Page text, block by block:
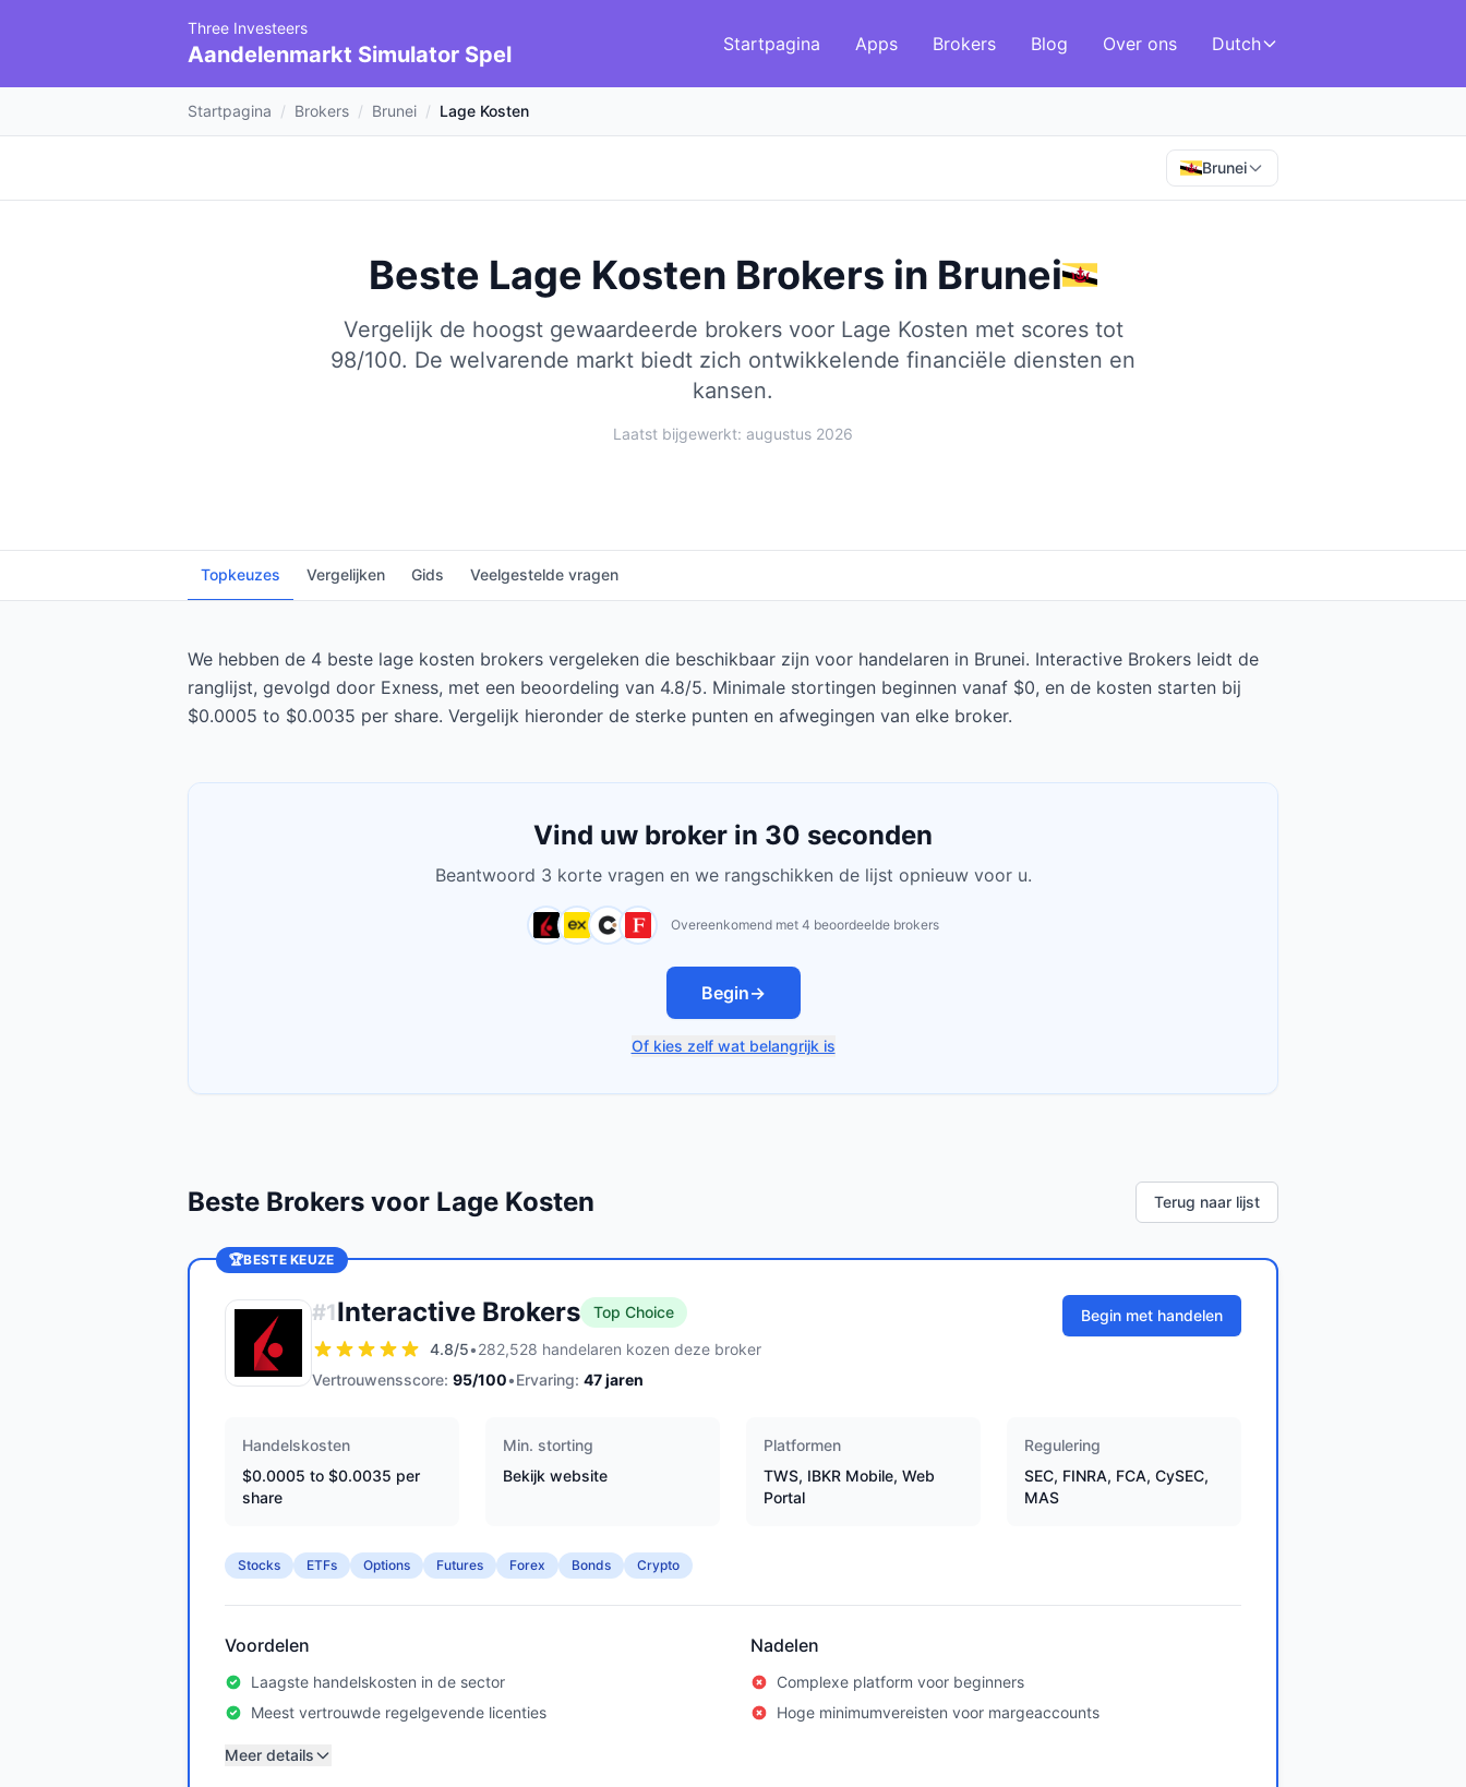
Three Investeers
Aandelenmarkt Simulator Spel Startpagina Apps Brokers Blog Over ons Dutch
Startpagina / Brokers / Brunei / Lage Kosten
Brunei
Beste Lage Kosten Brokers in Brunei
Vergelijk de hoogst gewaardeerde brokers voor Lage Kosten met scores tot
98/100. De welvarende markt biedt zich ontwikkelende financiële diensten en
kansen.
Laatst bijgewerkt: augustus 2026
Topkeuzes Vergelijken Gids Veelgestelde vragen
We hebben de 4 beste lage kosten brokers vergeleken die beschikbaar zijn voor handelaren in Brunei. Interactive Brokers leidt de
ranglijst, gevolgd door Exness, met een beoordeling van 4.8/5. Minimale stortingen beginnen vanaf $0, en de kosten starten bij
$0.0005 to $0.0035 per share. Vergelijk hieronder de sterke punten en afwegingen van elke broker.
Vind uw broker in 30 seconden
Beantwoord 3 korte vragen en we rangschikken de lijst opnieuw voor u.
Overeenkomend met 4 beoordeelde brokers
Begin→
Of kies zelf wat belangrijk is
Beste Brokers voor Lage Kosten Terug naar lijst
🏆BESTE KEUZE
#1Interactive Brokers
Top Choice
4.8/5•282,528 handelaren kozen deze broker
Vertrouwensscore: 95/100•Ervaring: 47jaren
Begin met handelen
Handelskosten
$0.0005 to $0.0035 per
share
Min. storting
Bekijk website
Platformen
TWS, IBKR Mobile, Web
Portal
Regulering
SEC, FINRA, FCA, CySEC,
MAS
Stocks ETFs Options Futures Forex Bonds Crypto
Voordelen
Laagste handelskosten in de sector
Meest vertrouwde regelgevende licenties
Nadelen
Complexe platform voor beginners
Hoge minimumvereisten voor margeaccounts
Meer details